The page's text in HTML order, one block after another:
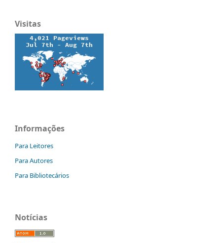
Visitas
Informações
Para Leitores
Para Autores
Para Bibliotecários
Notícias